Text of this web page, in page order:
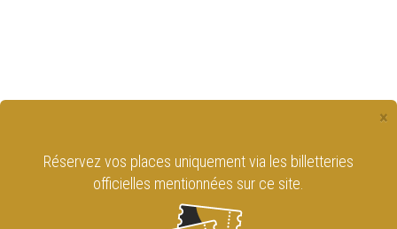
×
Réservez vos places uniquement via les billetteries
officielles mentionnées sur ce site.